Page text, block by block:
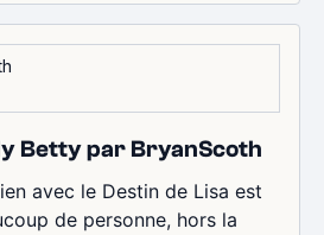
Betty par BryanScoth
avec le Destin de Lisa est
de personne, hors la